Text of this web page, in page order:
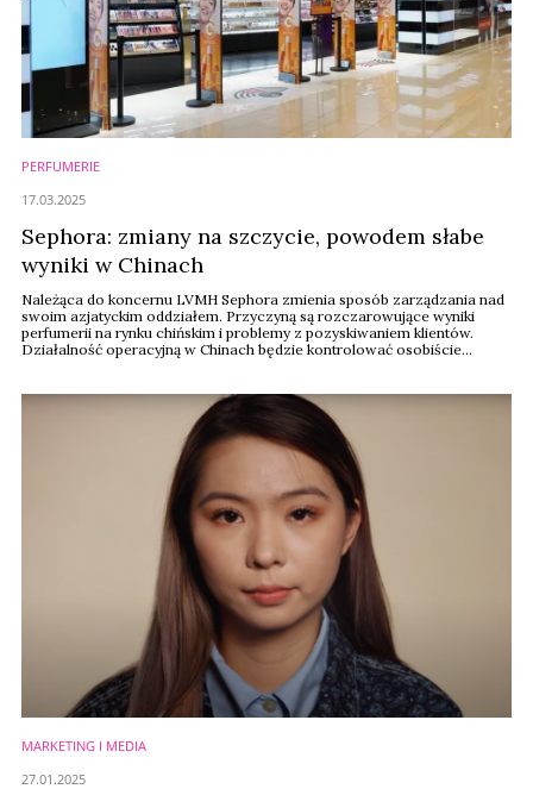
PERFUMERIE
Sephora: zmiany na szczycie, powodem słabe
wyniki w Chinach
Należąca do koncernu LVMH Sephora zmienia sposób zarządzania nad
swoim azjatyckim oddziałem. Przyczyną są rozczarowujące wyniki
perfumerii na rynku chińskim i problemy z pozyskiwaniem klientów.
Działalność operacyjną w Chinach będzie kontrolować osobiście
17.03.2025
MARKETING I MEDIA
27.01.2025